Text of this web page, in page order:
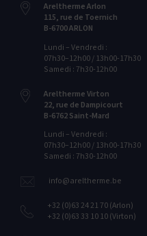
Areltherme Arlon
115‭, ‬rue de Toernich
B-6700‭ ‬ARLON
Lundi – Vendredi :
07h30–12h00 / 13h00-17h30
Samedi : 7h30-12h00
Areltherme Virton
22‭, ‬rue de Dampicourt
B-6762‭ ‬Saint-Mard
Lundi – Vendredi :
07h30–12h00 / 13h00-17h30
Samedi : 7h30-12h00
info@areltherme.be
+32 (0)63 24 21 70 (Arlon)
+32 (0)63 33 10 10 (Virton)